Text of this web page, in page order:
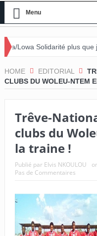
Menu
plus que jamais
HOME EDITORIAL
CLUBS DU WOLEU-NTEM
Trêve-
clubs du
la traine !
Publié par Elvis NKOULOU
Pas de Commentaires